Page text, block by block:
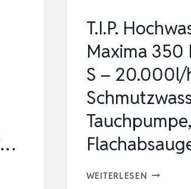
L/H
T.I.P.
Maxima 350
S – 20.000l/
WEITERLESEN T.I.P.